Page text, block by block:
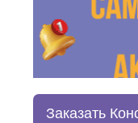
Заказать